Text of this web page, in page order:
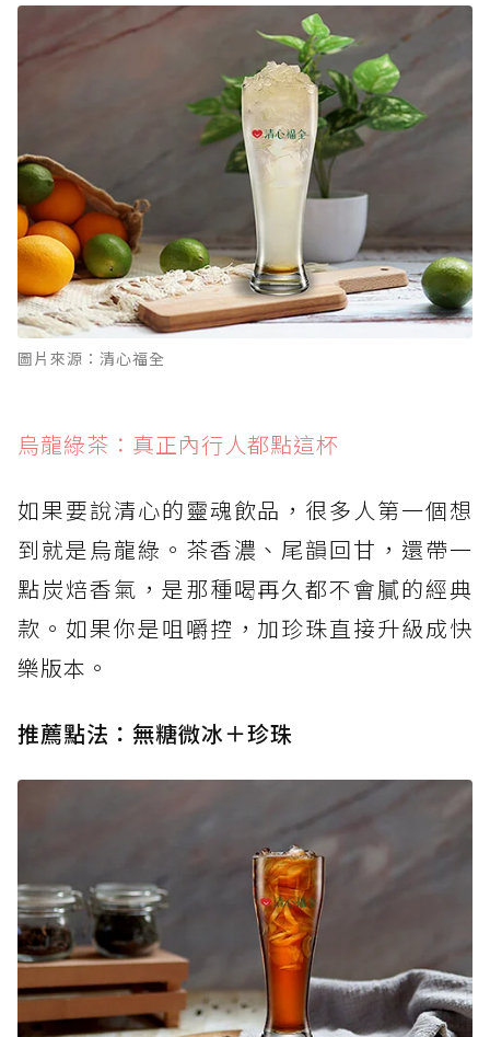
圖片來源：清心福全
烏龍綠茶：真正內行人都點這杯
如果要說清心的靈魂飲品，很多人第一個想
到就是烏龍綠。茶香濃、尾韻回甘，還帶一
點炭焙香氣，是那種喝再久都不會膩的經典
款。如果你是咀嚼控，加珍珠直接升級成快
樂版本。
推薦點法：無糖微冰＋珍珠